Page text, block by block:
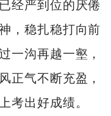
经严到位的厌倦
，稳扎稳打向前
一沟再越一壑，
正气不断充盈，
考出好成绩。